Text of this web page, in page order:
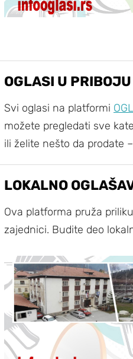
OGLASI U
Svi oglasi na platformi
možete pregledati sve
ili želite nešto da prodate
LOKALNO
Ova platforma pruža
zajednici. Budite deo